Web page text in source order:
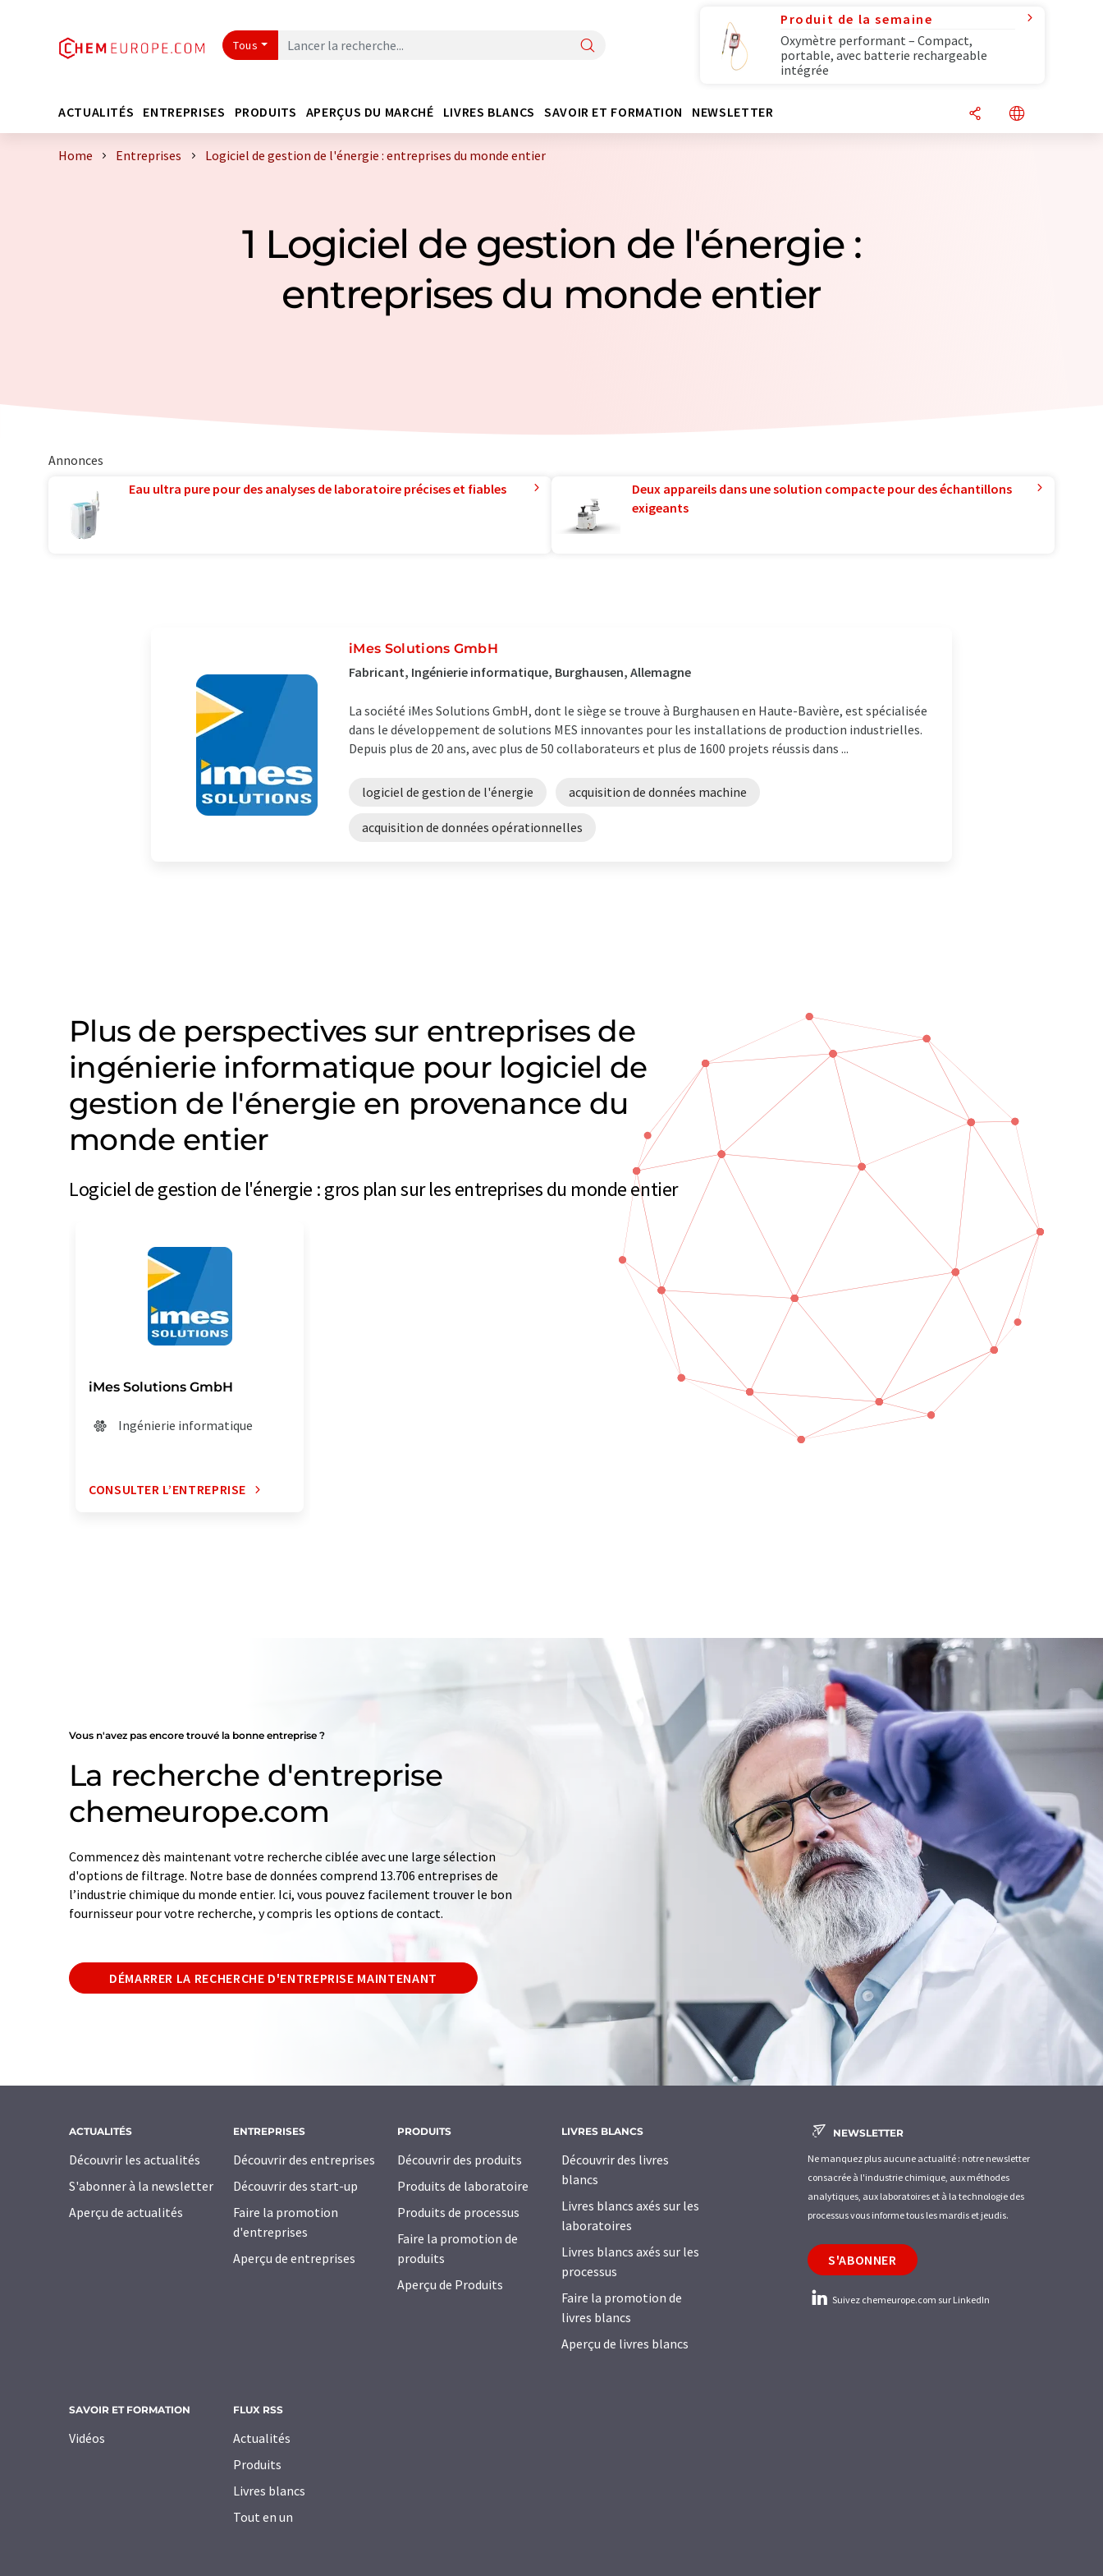
Tous
Produit de la semaine
Oxymètre performant – Compact,
portable, avec batterie rechargeable
intégrée
ACTUALITÉS ENTREPRISES PRODUITS APERÇUS DU MARCHÉ LIVRES BLANCS SAVOIR ET FORMATION NEWSLETTER
Home Entreprises Logiciel de gestion de l'énergie : entreprises du monde entier
1 Logiciel de gestion de l'énergie :
entreprises du monde entier
Annonces
Eau ultra pure pour des analyses de laboratoire précises et fiables
Deux appareils dans une solution compacte pour des échantillons
exigeants
iMes Solutions GmbH
Fabricant, Ingénierie informatique, Burghausen, Allemagne
La société iMes Solutions GmbH, dont le siège se trouve à Burghausen en Haute-Bavière, est spécialisée
dans le développement de solutions MES innovantes pour les installations de production industrielles.
Depuis plus de 20 ans, avec plus de 50 collaborateurs et plus de 1600 projets réussis dans ...
logiciel de gestion de l'énergie acquisition de données machine
acquisition de données opérationnelles
Plus de perspectives sur entreprises de
ingénierie informatique pour logiciel de
gestion de l'énergie en provenance du
monde entier
Logiciel de gestion de l'énergie : gros plan sur les entreprises du monde entier
iMes Solutions GmbH
Ingénierie informatique
CONSULTER L’ENTREPRISE
Vous n'avez pas encore trouvé la bonne entreprise ?
La recherche d'entreprise
chemeurope.com
Commencez dès maintenant votre recherche ciblée avec une large sélection
d'options de filtrage. Notre base de données comprend 13.706 entreprises de
l’industrie chimique du monde entier. Ici, vous pouvez facilement trouver le bon
fournisseur pour votre recherche, y compris les options de contact.
DÉMARRER LA RECHERCHE D'ENTREPRISE MAINTENANT
ACTUALITÉS
Découvrir les actualités
S'abonner à la newsletter
Aperçu de actualités
ENTREPRISES
Découvrir des entreprises
Découvrir des start-up
Faire la promotion
d'entreprises
Aperçu de entreprises
PRODUITS
Découvrir des produits
Produits de laboratoire
Produits de processus
Faire la promotion de
produits
Aperçu de Produits
LIVRES BLANCS
Découvrir des livres
blancs
Livres blancs axés sur les
laboratoires
Livres blancs axés sur les
processus
Faire la promotion de
livres blancs
Aperçu de livres blancs
SAVOIR ET FORMATION
Vidéos
FLUX RSS
Actualités
Produits
Livres blancs
Tout en un
NEWSLETTER
Ne manquez plus aucune actualité : notre newsletter
consacrée à l'industrie chimique, aux méthodes
analytiques, aux laboratoires et à la technologie des
processus vous informe tous les mardis et jeudis.
S'ABONNER
Suivez chemeurope.com sur LinkedIn